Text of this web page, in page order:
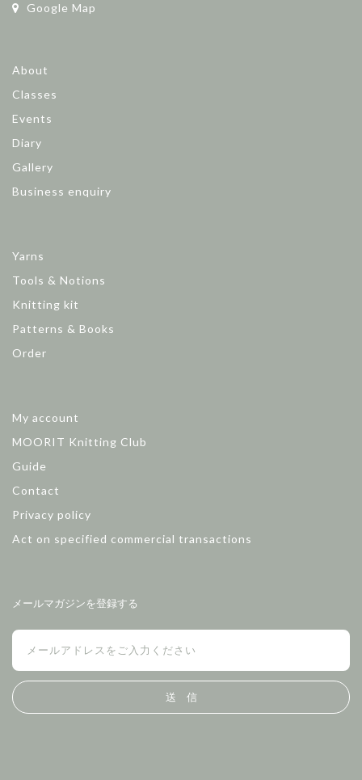
Google Map
About
Classes
Events
Diary
Gallery
Business enquiry
Yarns
Tools & Notions
Knitting kit
Patterns & Books
Order
My account
MOORIT Knitting Club
Guide
Contact
Privacy policy
Act on specified commercial transactions
メールマガジンを登録する
送 信